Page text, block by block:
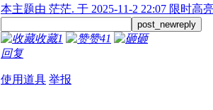
本主题由 茫茫. 于 2025-11-2 22:07 限时高
post_newreply
收藏1 赞41
砸
回复
使用道具 举报